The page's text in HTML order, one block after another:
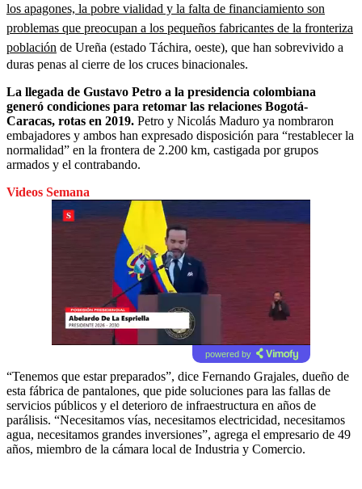
los apagones, la pobre vialidad y la falta de financiamiento son
problemas que preocupan a los pequeños fabricantes de la fronteriza
población de Ureña (estado Táchira, oeste), que han sobrevivido a
duras penas al cierre de los cruces binacionales.
La llegada de Gustavo Petro a la presidencia colombiana
generó condiciones para retomar las relaciones Bogotá-
Caracas, rotas en 2019. Petro y Nicolás Maduro ya nombraron
embajadores y ambos han expresado disposición para “restablecer la
normalidad” en la frontera de 2.200 km, castigada por grupos
armados y el contrabando.
Videos Semana
powered by
“Tenemos que estar preparados”, dice Fernando Grajales, dueño de
esta fábrica de pantalones, que pide soluciones para las fallas de
servicios públicos y el deterioro de infraestructura en años de
parálisis. “Necesitamos vías, necesitamos electricidad, necesitamos
agua, necesitamos grandes inversiones”, agrega el empresario de 49
años, miembro de la cámara local de Industria y Comercio.